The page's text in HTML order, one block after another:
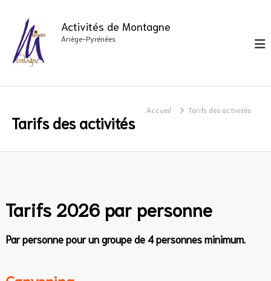
Activités de Montagne
Ariège-Pyrénées
Tarifs des activités
Accueil Tarifs des activités
Tarifs 2026 par personne
Par personne pour un groupe de 4 personnes minimum.